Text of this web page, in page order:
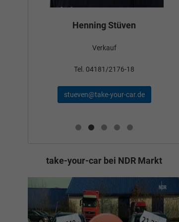
Henning Stüven
Verkauf
Tel. 04181/2176-18
stueven@take-your-car.de
take-your-car bei NDR Markt